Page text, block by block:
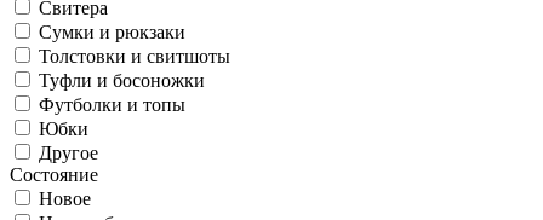
Свитера
Сумки и рюкзаки
Толстовки и свитшоты
Туфли и босоножки
Футболки и топы
Юбки
Другое
Состояние
Новое